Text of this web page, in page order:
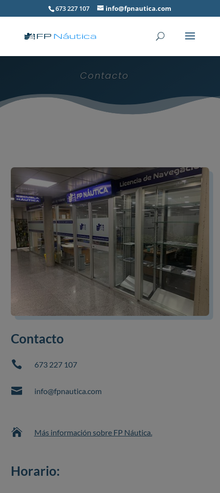
673 227 107 info@fpnautica.com
Contacto
Contacto
 673 227 107
 info@fpnautica.com
 Más información sobre FP Náutica.
Horario: